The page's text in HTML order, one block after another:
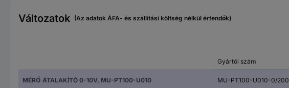
Változatok (Az adatok ÁFA- és szállítási költség nélkül értendők)
Gyártói szám
MÉRŐ ÁTALAKÍTÓ 0-10V, MU-PT100-U010 MU-PT100-U010-0/200